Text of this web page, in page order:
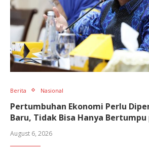
Berita Nasional
Pertumbuhan Ekonomi Perlu
Baru, Tidak Bisa Hanya Bertumpu
August 6, 2026